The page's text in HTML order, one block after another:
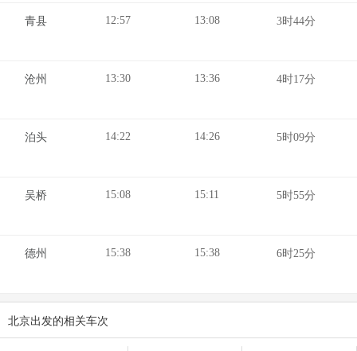
青县 12:57 13:08 3时44分
沧州 13:30 13:36 4时17分
泊头 14:22 14:26 5时09分
吴桥 15:08 15:11 5时55分
德州 15:38 15:38 6时25分
北京出发的相关车次